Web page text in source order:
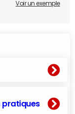
Voir un exemple
pratiques